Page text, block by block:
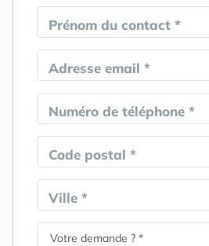
Prénom du contact *
Adresse email *
Numéro de téléphone *
Code postal *
Ville *